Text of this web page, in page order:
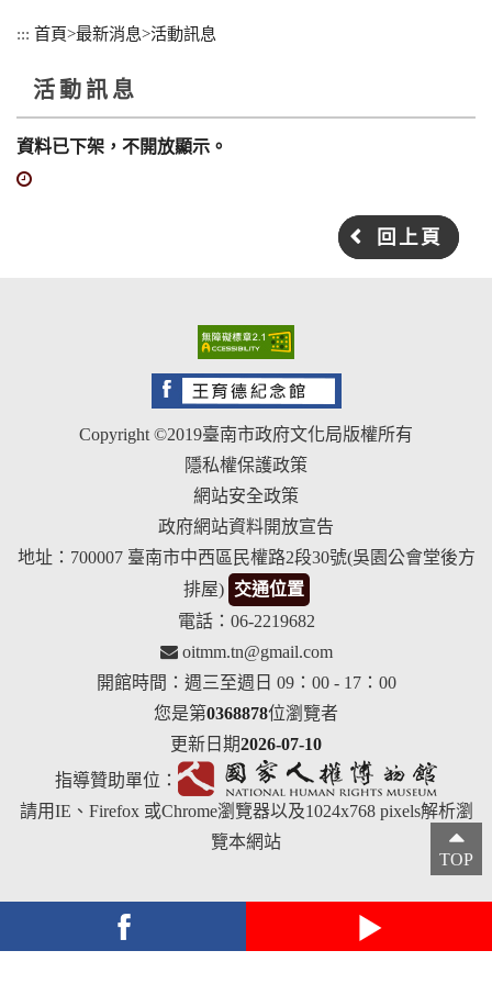
::: 首頁>最新消息>活動訊息
活動訊息
資料已下架，不開放顯示。
回上頁
Copyright ©2019臺南市政府文化局版權所有
隱私權保護政策
網站安全政策
政府網站資料開放宣告
地址：700007 臺南市中西區民權路2段30號(吳園公會堂後方
排屋) 交通位置
電話：06-2219682
oitmm.tn@gmail.com
開館時間：週三至週日 09：00 - 17：00
您是第0368878位瀏覽者
更新日期2026-07-10
指導贊助單位：
請用IE、Firefox 或Chrome瀏覽器以及1024x768 pixels解析瀏
覽本網站
TOP